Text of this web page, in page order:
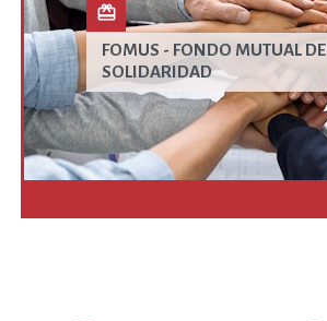
card_giftcard
FOMUS - FONDO MUTUAL DE
SOLIDARIDAD